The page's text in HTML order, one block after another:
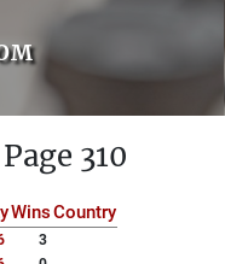
310
WinsCountry
3